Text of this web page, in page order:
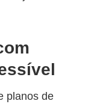
planos de